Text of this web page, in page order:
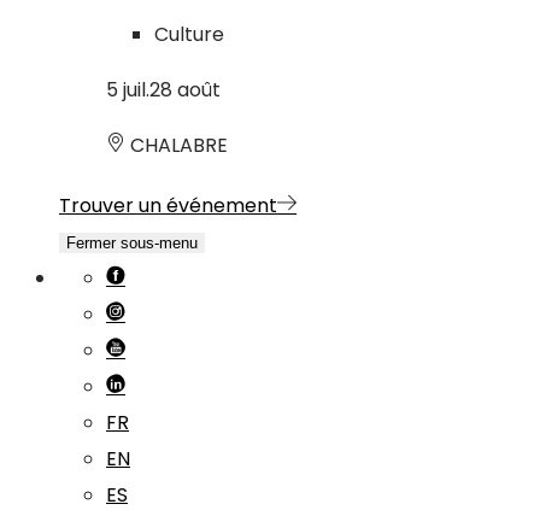
Culture
5 juil.28 août
CHALABRE
Trouver un événement
Fermer sous-menu
FR
EN
ES